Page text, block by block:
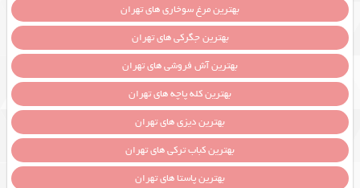
بهترین مرغ سوخاری های تهران
بهترین جگرکی های تهران
بهترین آش فروشی های تهران
بهترین کله پاچه های تهران
بهترین دیزی های تهران
بهترین کباب ترکی های تهران
بهترین پاستا های تهران